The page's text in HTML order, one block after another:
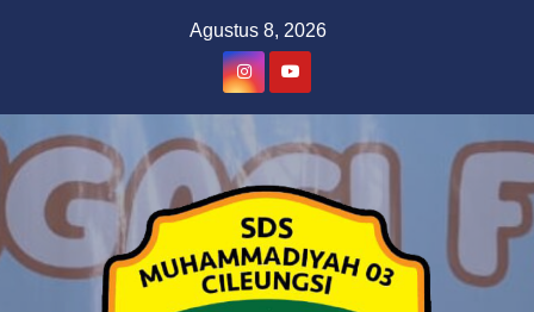
Agustus 8, 2026